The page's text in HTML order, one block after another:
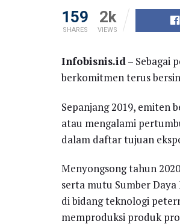
159
SHARES
2k
VIEWS
Infobisnis.id– Sebagai
berkomitmen terus
Sepanjang 2019, emiten
atau mengalami
dalam daftar tujuan
Menyongsong tahun
serta mutu Sumber
di bidang teknologi
memproduksi produk